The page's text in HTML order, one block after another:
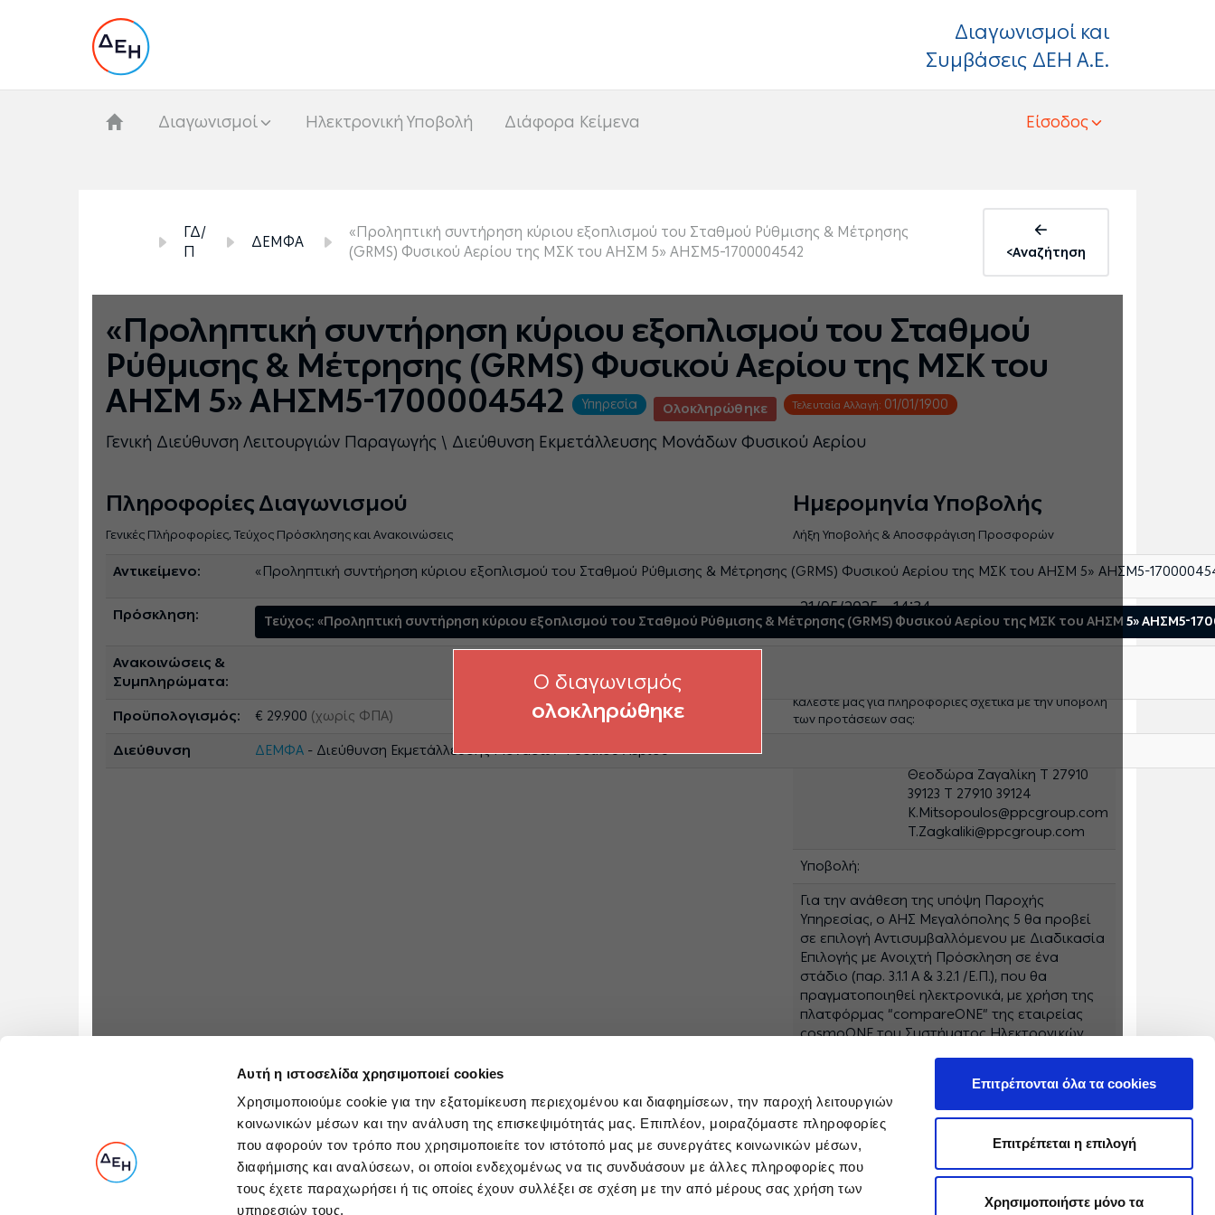
Αυτή η ιστοσελίδα χρησιμοποιεί cookies
Χρησιμοποιούμε cookie για την εξατομίκευση περιεχομένου και διαφημίσεων, την παροχή λειτουργιών
κοινωνικών μέσων και την ανάλυση της επισκεψιμότητάς μας. Επιπλέον, μοιραζόμαστε πληροφορίες
που αφορούν τον τρόπο που χρησιμοποιείτε τον ιστότοπό μας με συνεργάτες κοινωνικών μέσων,
διαφήμισης και αναλύσεων, οι οποίοι ενδεχομένως να τις συνδυάσουν με άλλες πληροφορίες που
τους έχετε παραχωρήσει ή τις οποίες έχουν συλλέξει σε σχέση με την από μέρους σας χρήση των
υπηρεσιών τους.
Επιτρέπονται όλα τα cookies
Επιτρέπεται η επιλογή
Χρησιμοποιήστε μόνο τα
Διαγωνισμοί και
Συμβάσεις ΔΕΗ Α.Ε.
Διαγωνισμοί Hλεκτρονική Υποβολή Διάφορα Κείμενα Είσοδος
ΓΔ/
Π
ΔΕΜΦΑ
«Προληπτική συντήρηση κύριου εξοπλισμού του Σταθμού Ρύθμισης & Μέτρησης
(GRΜS) Φυσικού Αερίου της ΜΣΚ του ΑΗΣΜ 5» ΑΗΣΜ5-1700004542
<Αναζήτηση
«Προληπτική συντήρηση κύριου εξοπλισμού του Σταθμού
Ρύθμισης & Μέτρησης (GRΜS) Φυσικού Αερίου της ΜΣΚ του
ΑΗΣΜ 5» ΑΗΣΜ5-1700004542
Υπηρεσία Ολοκληρώθηκε Τελευταία Αλλαγή: 01/01/1900
Γενική Διεύθυνση Λειτουργιών Παραγωγής \ Διεύθυνση Εκμετάλλευσης Μονάδων Φυσικού Αερίου
Ημερομηνία Υποβολής
Λήξη Υποβολής & Αποσφράγιση Προσφορών
Ημερομηνία (μέρα/μήνας/έτος) & 'Ωρα
21/05/2025 - 14:34
Καλέστε μας για πληροφορίες σχετικά με την υποβολή
των προτάσεων σας:
Θεοδώρα Ζαγαλίκη Τ 27910
39123 Τ 27910 39124
K.Mitsopoulos@ppcgroup.com
T.Zagkaliki@ppcgroup.com
Υποβολή:
Για την ανάθεση της υπόψη Παροχής
Υπηρεσίας, ο ΑΗΣ Μεγαλόπολης 5 θα προβεί
σε επιλογή Αντισυμβαλλόμενου με Διαδικασία
Επιλογής με Ανοιχτή Πρόσκληση σε ένα
στάδιο (παρ. 3.1.1 Α & 3.2.1 /Ε.Π.), που θα
πραγματοποιηθεί ηλεκτρονικά, με χρήση της
πλατφόρμας “compareONE” της εταιρείας
cosmoONE του Συστήματος Ηλεκτρονικών
Πληροφορίες Διαγωνισμού
Γενικές Πλήροφορίες, Τεύχος Πρόσκλησης και Ανακοινώσεις
Αντικείμενο: «Προληπτική συντήρηση κύριου εξοπλισμού του Σταθμού Ρύθμισης & Μέτρησης (GRΜS) Φυσικού Αερίου της ΜΣΚ του ΑΗΣΜ 5» ΑΗΣΜ5-
Πρόσκληση: Τεύχος: «Προληπτική συντήρηση κύριου εξοπλισμού του Σταθμού Ρύθμισης & Μέτρησης (GRΜS) Φυσικού Αερίου της ΜΣΚ του ΑΗΣΜ 5» ΑΗΣΜ5-
Ανακοινώσεις &
Συμπληρώματα:
Προϋπολογισμός: € 29.900 (χωρίς ΦΠΑ)
Διεύθυνση ΔΕΜΦΑ - Διεύθυνση Εκμετάλλευσης Μονάδων Φυσικού Αερίου
O διαγωνισμός
ολοκληρώθηκε